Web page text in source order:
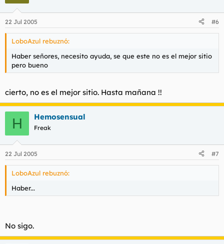
22 Jul 2005 #6
LoboAzul rebuznó:
Haber señores, necesito ayuda, se que este no es el mejor sitio
pero bueno
cierto, no es el mejor sitio. Hasta mañana !!
H Hemosensual
Freak
22 Jul 2005 #7
LoboAzul rebuznó:
Haber...
No sigo.